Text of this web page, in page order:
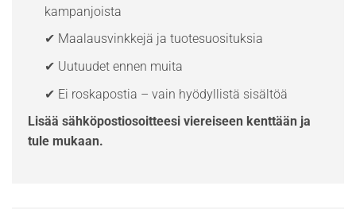
kampanjoista
✔ Maalausvinkkejä ja tuotesuosituksia
✔ Uutuudet ennen muita
✔ Ei roskapostia – vain hyödyllistä sisältöä
Lisää sähköpostiosoitteesi viereiseen kenttään ja
tule mukaan.